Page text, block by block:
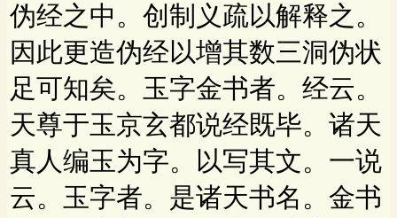
伪经之中。创制义疏以解释之。
因此更造伪经以增其数三洞伪状
足可知矣。玉字金书者。经云。
天尊于玉京玄都说经既毕。诸天
真人编玉为字。以写其文。一说
云。玉字者。是诸天书名。金书